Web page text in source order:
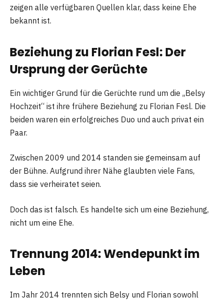
zeigen alle verfügbaren Quellen klar, dass keine Ehe
bekannt ist.
Beziehung zu Florian Fesl: Der
Ursprung der Gerüchte
Ein wichtiger Grund für die Gerüchte rund um die „Belsy
Hochzeit“ ist ihre frühere Beziehung zu Florian Fesl. Die
beiden waren ein erfolgreiches Duo und auch privat ein
Paar.
Zwischen 2009 und 2014 standen sie gemeinsam auf
der Bühne. Aufgrund ihrer Nähe glaubten viele Fans,
dass sie verheiratet seien.
Doch das ist falsch. Es handelte sich um eine Beziehung,
nicht um eine Ehe.
Trennung 2014: Wendepunkt im
Leben
Im Jahr 2014 trennten sich Belsy und Florian sowohl